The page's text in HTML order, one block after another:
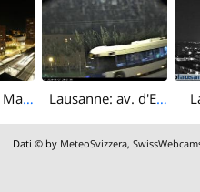
Prilly: Central Malley Lausanne: av. d'Echallens
Dati © by MeteoSvizzera,